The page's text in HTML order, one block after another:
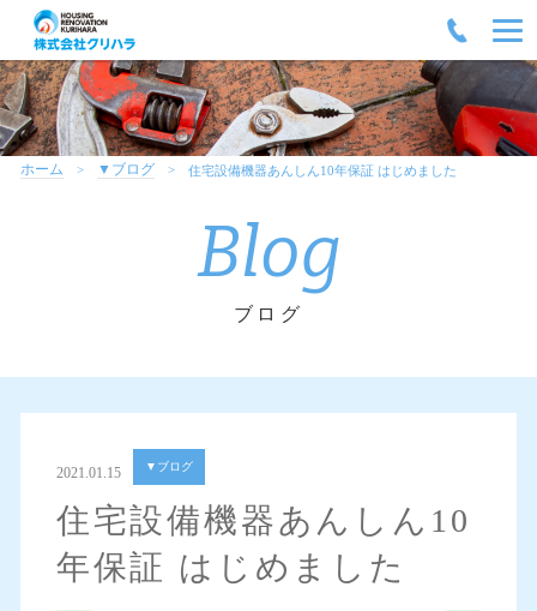
ホーム ▼ブログ 住宅設備機器あんしん10年保証 はじめました
Blog
ブログ
2021.01.15 ▼ブログ
住宅設備機器あんしん10
年保証 はじめました